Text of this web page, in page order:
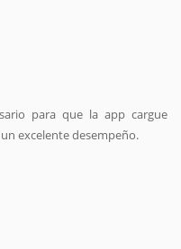
para que la app cargue
excelente desempeño.